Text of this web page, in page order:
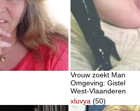
Vrouw zoekt Man
Omgeving: Gistel
West-Vlaanderen
xluvya (50)